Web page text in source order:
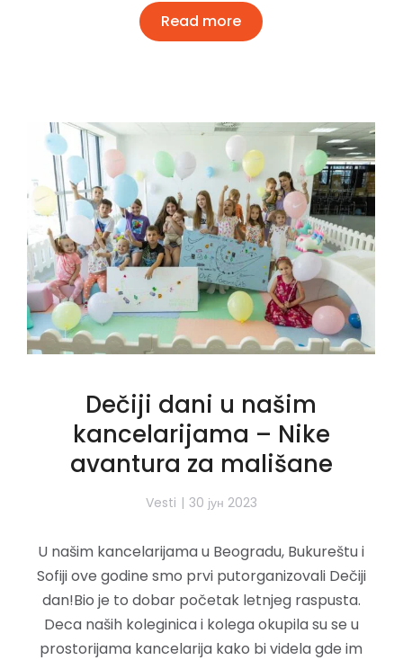
Read more
Dečiji dani u našim
kancelarijama – Nike
avantura za mališane
Vesti 30 јун 2023
U našim kancelarijama u Beogradu, Bukureštu i
Sofiji ove godine smo prvi putorganizovali Dečiji
dan!Bio je to dobar početak letnjeg raspusta.
Deca naših koleginica i kolega okupila su se u
prostorijama kancelarija kako bi videla gde im